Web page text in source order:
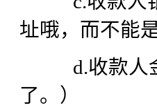
址哦，而不能
d.收款人金
了。）